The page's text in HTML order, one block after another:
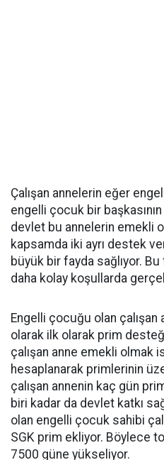
Çalışan annelerin eğer
engelli çocuk bir
devlet bu annelerin emekli
kapsamda iki ayrı destek
büyük bir fayda sağlıyor.
daha kolay koşullarda
Engelli çocuğu olan
olarak ilk olarak prim
çalışan anne emekli olmak
hesaplanarak primlerinin
çalışan annenin kaç gün
biri kadar da devlet katkı
olan engelli çocuk sahibi
SGK prim ekliyor. Böylece
7500 güne yükseliyor.